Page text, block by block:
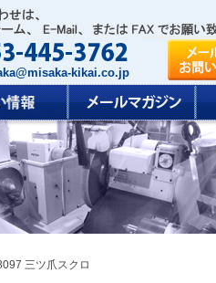
kikai.co.jp
三ツ爪スクロ